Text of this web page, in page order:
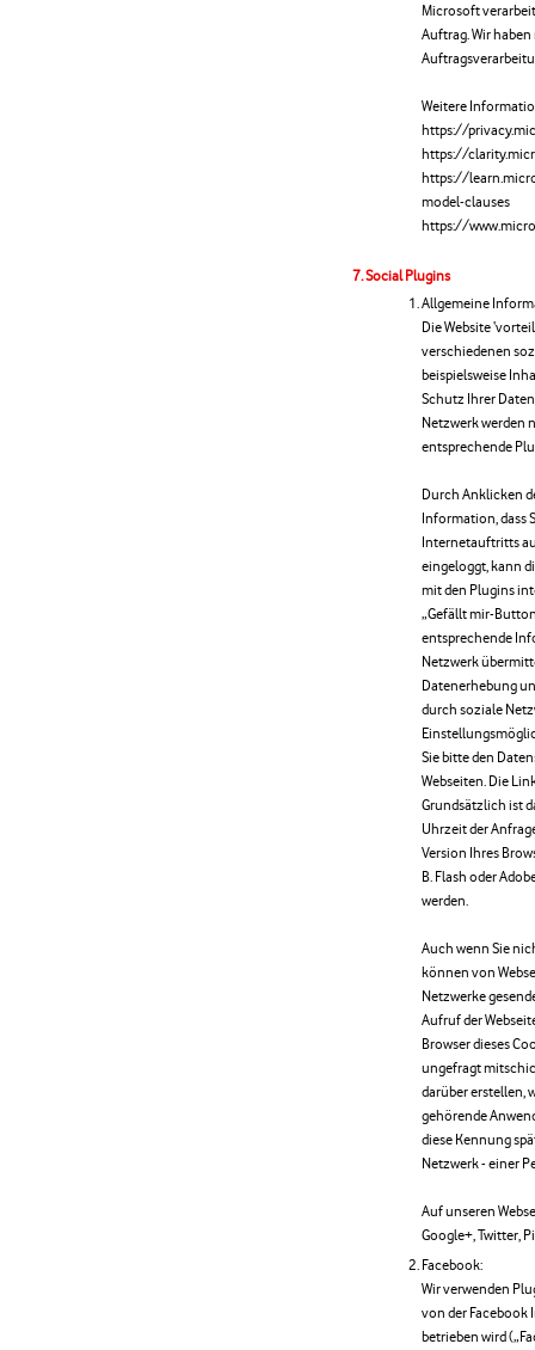
Microsoft
Auftrag. Wir
Weitere
https://
https://
https://
model-clauses
https://
Social Plugins
Allgemeine
Die Website
verschiedenen
beispielsweise
Schutz Ihrer
Netzwerk werden
entsprechende
Durch Anklicken
Information, dass
Internetauftritts
eingeloggt, kann
mit den Plugins
„Gefällt mir-
entsprechende
Netzwerk
Datenerhebung
durch soziale
Sie bitte den
Webseiten. Die
Grundsätzlich ist
Uhrzeit der
Version Ihres
B. Flash oder
werden.
Auch wenn Sie
können von
Netzwerke
Aufruf der
Browser dieses
ungefragt
darüber erstellen,
gehörende
diese Kennung
Netzwerk - einer
Auf unseren
Google+, Twitter,
Facebook:
Wir verwenden
von der Facebook
betrieben wird